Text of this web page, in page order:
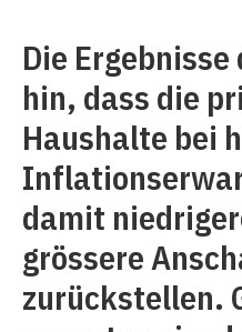
Die
hin, dass die
Haushalte bei
damit
grössere
zurückstellen.